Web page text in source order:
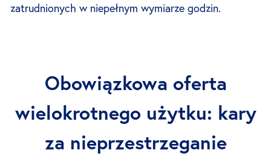
zatrudnionych w niepełnym wymiarze godzin.
Obowiązkowa oferta
wielokrotnego użytku: kary
za nieprzestrzeganie